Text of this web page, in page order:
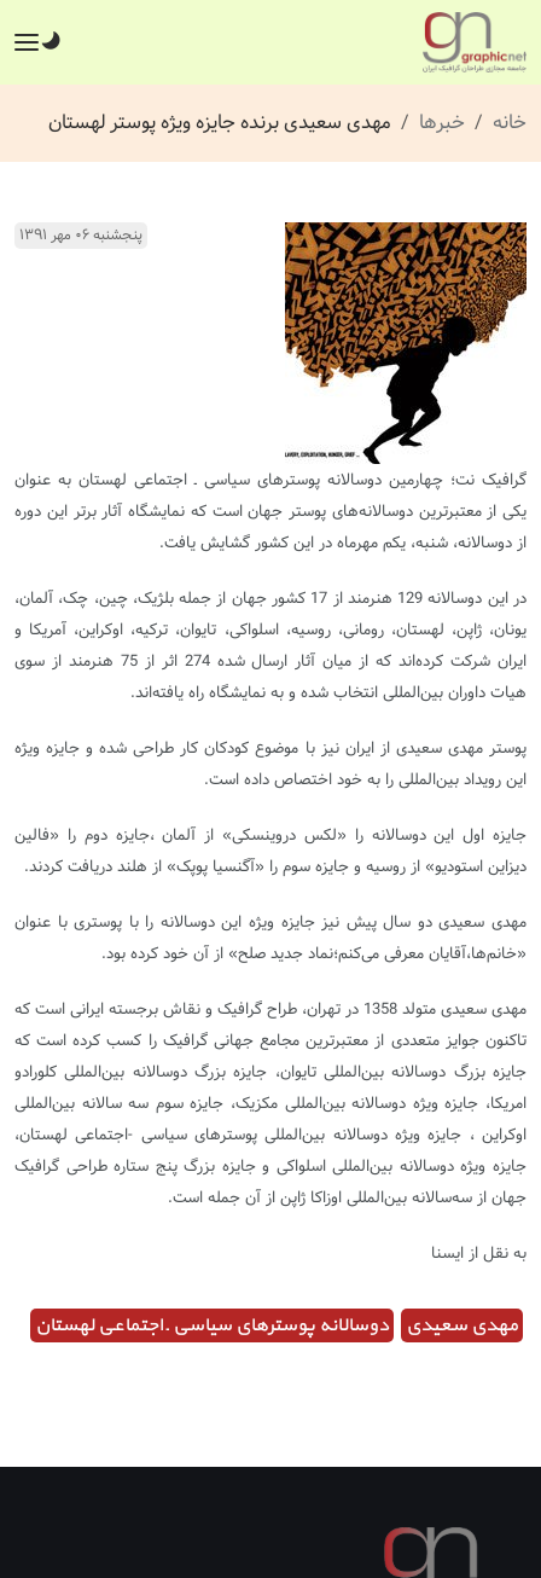
خانه خبرها مهدی سعیدی برنده جایزه ویژه پوستر لهستان
پنجشنبه ۰۶ مهر ۱۳۹۱
گرافیک نت؛ چهارمین دوسالانه پوسترهای سیاسی ـ اجتماعی لهستان به عنوان
یکی از معتبرترین دوسالانه‌های پوستر جهان است که نمایشگاه آثار برتر این دوره
از دوسالانه، شنبه، یکم مهرماه در این کشور گشایش یافت.
در این دوسالانه 129 هنرمند از 17 کشور جهان از جمله ‌بلژیک،‌ چین، چک، آلمان،
یونان،‌ ژاپن،‌ لهستان،‌ رومانی،‌ روسیه، اسلواکی،‌ تایوان، ترکیه،‌ اوکراین،‌ آمریکا و
ایران شرکت کرده‌اند که از میان آثار ارسال شده 274 اثر از 75 هنرمند از سوی
هیات داوران بین‌المللی انتخاب شده و به نمایشگاه راه یافته‌اند.
پوستر مهدی سعیدی از ایران نیز با موضوع کودکان کار طراحی شده و جایزه ویژه
این رویداد بین‌المللی را به خود اختصاص داده است.
جایزه اول این دوسالانه را «لکس دروینسکی» از آلمان ،جایزه دوم را «فالین
دیزاین استودیو» از روسیه و جایزه سوم را «آگنسیا پوپک» از هلند دریافت کردند.
مهدی سعیدی دو سال پیش نیز جایزه ویژه این دوسالانه را با پوستری با عنوان
«خانم‌ها،آقایان معرفی می‌کنم؛نماد جدید صلح» از آن خود کرده بود.
مهدی سعیدی متولد 1358 در تهران، طراح گرافیک و نقاش برجسته ایرانی است که
تاکنون جوایز متعددی از معتبرترین مجامع جهانی گرافیک را کسب کرده است که
جایزه بزرگ دوسالانه بین‌المللی تایوان، جایزه بزرگ دوسالانه بین‌المللی کلورادو
امریکا، جایزه ویژه دوسالانه بین‌المللی مکزیک، جایزه سوم سه سالانه بین‌المللی
اوکراین ، جایزه ویژه دوسالانه بین‌المللی پوسترهای سیاسی -اجتماعی لهستان،
جایزه ویژه دوسالانه بین‌المللی اسلواکی و جایزه بزرگ پنج ستاره طراحی گرافیک
جهان از سه‌سالانه بین‌المللی اوزاکا ژاپن از آن جمله است.
به نقل از ایسنا
مهدی سعیدی دوسالانه پوسترهای سیاسی ـ اجتماعی لهستان